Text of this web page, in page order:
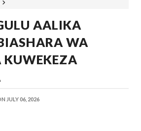
YATOA ELIMU YA URASIMISHAJI
-Aug 06 2026
DC Mtambule Ataka Watu Wafichue
OSCAR ASSENGA- Aug 06 2026
AALIKA
WA
KUWEKEZA
JULY 06, 2026